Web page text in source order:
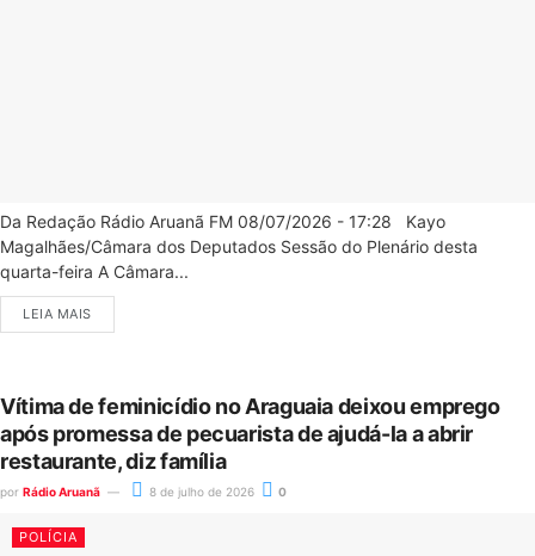
Da Redação Rádio Aruanã FM 08/07/2026 - 17:28 Kayo
Magalhães/Câmara dos Deputados Sessão do Plenário desta
quarta-feira A Câmara...
LEIA MAIS
Vítima de feminicídio no Araguaia deixou emprego
após promessa de pecuarista de ajudá-la a abrir
restaurante, diz família
por Rádio Aruanã 8 de julho de 2026 0
POLÍCIA